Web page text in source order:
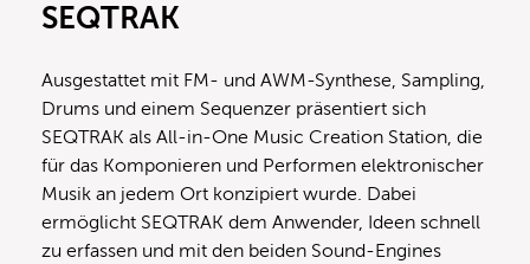
SEQTRAK
Ausgestattet mit FM- und AWM-Synthese, Sampling,
Drums und einem Sequenzer präsentiert sich
SEQTRAK als All-in-One Music Creation Station, die
für das Komponieren und Performen elektronischer
Musik an jedem Ort konzipiert wurde. Dabei
ermöglicht SEQTRAK dem Anwender, Ideen schnell
zu erfassen und mit den beiden Sound-Engines